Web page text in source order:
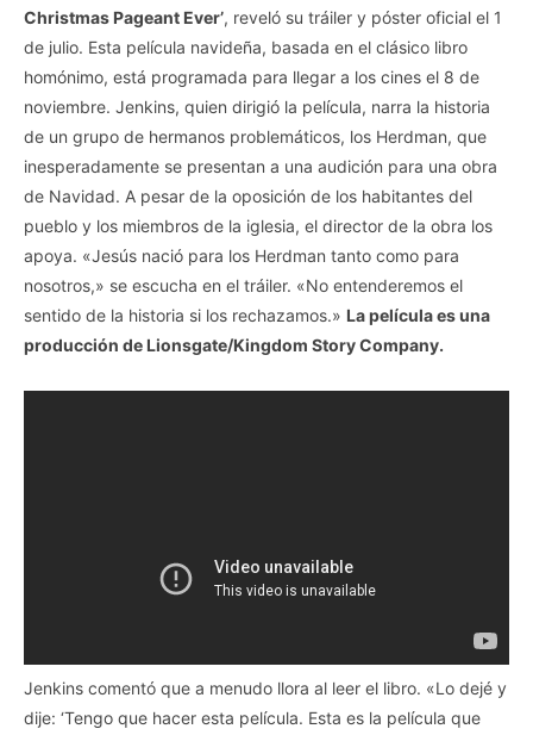
Christmas Pageant Ever’, reveló su tráiler y póster oficial el 1
de julio. Esta película navideña, basada en el clásico libro
homónimo, está programada para llegar a los cines el 8 de
noviembre. Jenkins, quien dirigió la película, narra la historia
de un grupo de hermanos problemáticos, los Herdman, que
inesperadamente se presentan a una audición para una obra
de Navidad. A pesar de la oposición de los habitantes del
pueblo y los miembros de la iglesia, el director de la obra los
apoya. «Jesús nació para los Herdman tanto como para
nosotros,» se escucha en el tráiler. «No entenderemos el
sentido de la historia si los rechazamos.» La película es una
producción de Lionsgate/Kingdom Story Company.
Jenkins comentó que a menudo llora al leer el libro. «Lo dejé y
dije: ‘Tengo que hacer esta película. Esta es la película que